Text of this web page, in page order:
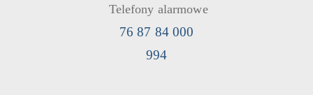
Telefony alarmowe
76 87 84 000
994